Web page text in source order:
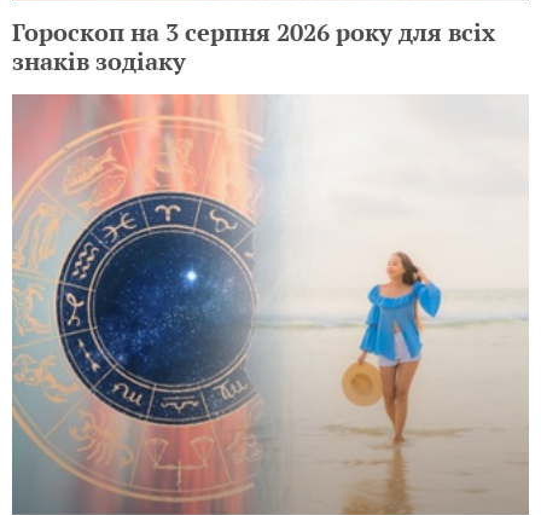
Гороскоп на 3 серпня 2026 року для всіх
знаків зодіаку